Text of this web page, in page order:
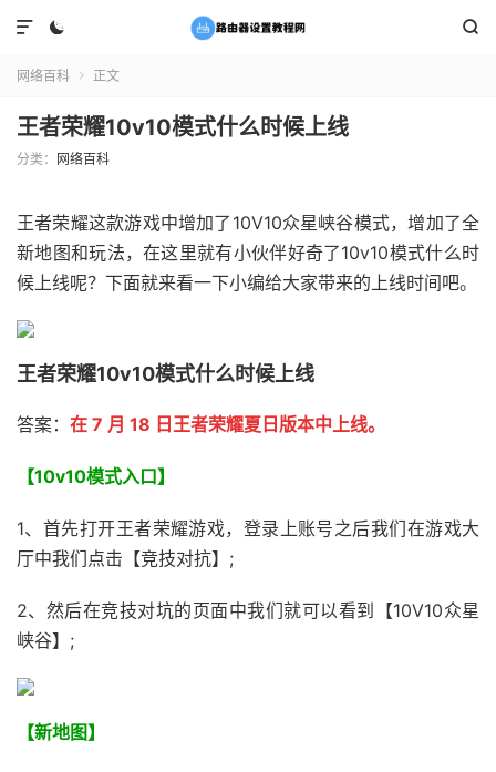
 

网络百科  正文
王者荣耀10v10模式什么时候上线
分类： 网络百科
王者荣耀这款游戏中增加了10V10众星峡谷模式，增加了全
新地图和玩法，在这里就有小伙伴好奇了10v10模式什么时
候上线呢？下面就来看一下小编给大家带来的上线时间吧。
王者荣耀10v10模式什么时候上线
答案： 在 7 月 18 日王者荣耀夏日版本中上线。
【10v10模式入口】
1、首先打开王者荣耀游戏，登录上账号之后我们在游戏大
厅中我们点击【竞技对抗】;
2、然后在竞技对坑的页面中我们就可以看到【10V10众星
峡谷】;
【新地图】